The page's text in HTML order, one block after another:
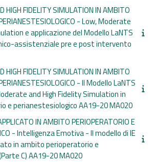
HIGH FIDELITY SIMULATION IN AMBITO
- Low, Moderate
e applicazione del Modello LaNTS
assistenziale pre e post intervento
HIGH FIDELITY SIMULATION IN AMBITO
- Il Modello LaNTS
and High Fidelity Simulation in
e perianestesiologico AA19-20 MA020
IN AMBITO PERIOPERATORIO E
- Intelligenza Emotiva - Il modello di IE
in ambito perioperatorio e
C) AA19-20 MA020